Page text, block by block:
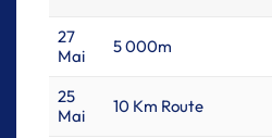
27
Mai
5 000m
25
Mai
10 Km Route